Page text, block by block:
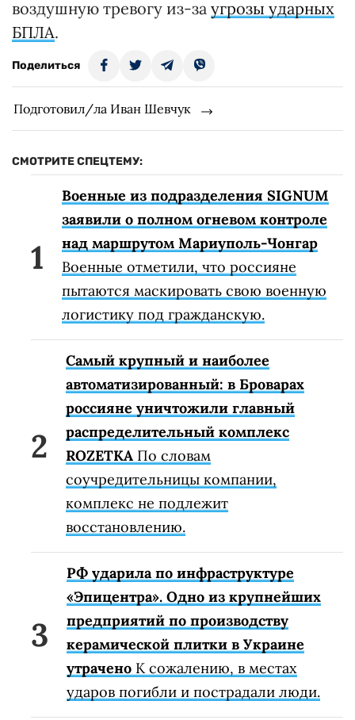
воздушную тревогу из-за угрозы ударных
БПЛА.
Поделиться
Подготовил/ла Иван Шевчук
СМОТРИТЕ СПЕЦТЕМУ:
Военные из подразделения SIGNUM
заявили о полном огневом контроле
над маршрутом Мариуполь-Чонгар
Военные отметили, что россияне
пытаются маскировать свою военную
логистику под гражданскую.
Самый крупный и наиболее
автоматизированный: в Броварах
россияне уничтожили главный
распределительный комплекс
ROZETKA По словам
соучредительницы компании,
комплекс не подлежит
восстановлению.
РФ ударила по инфраструктуре
«Эпицентра». Одно из крупнейших
предприятий по производству
керамической плитки в Украине
утрачено К сожалению, в местах
ударов погибли и пострадали люди.